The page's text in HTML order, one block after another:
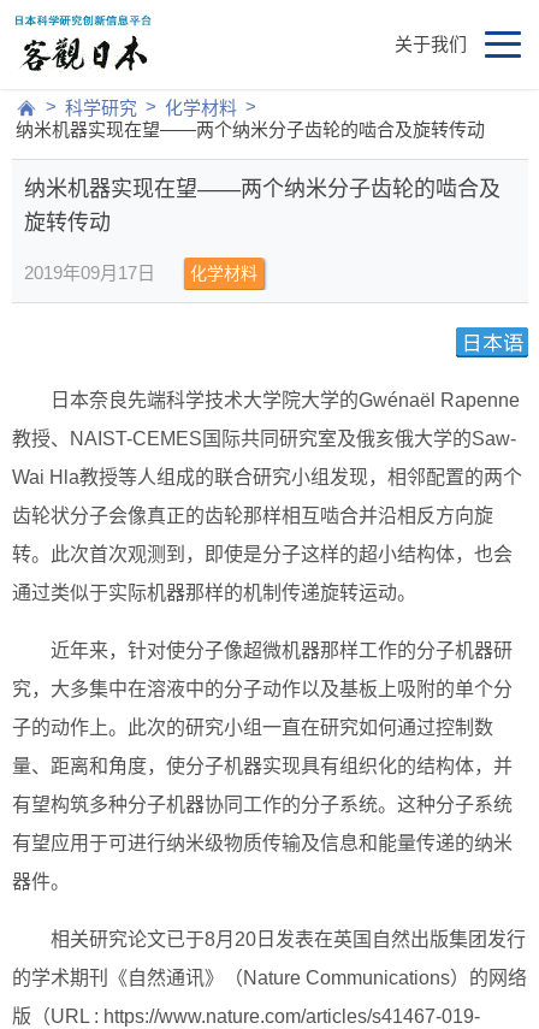
关于我们
> 科学研究 > 化学材料 >
纳米机器实现在望——两个纳米分子齿轮的啮合及旋转传动
纳米机器实现在望——两个纳米分子齿轮的啮合及
旋转传动
2019年09月17日 化学材料
日本奈良先端科学技术大学院大学的Gwénaël Rapenne
教授、NAIST-CEMES国际共同研究室及俄亥俄大学的Saw-
Wai Hla教授等人组成的联合研究小组发现，相邻配置的两个
齿轮状分子会像真正的齿轮那样相互啮合并沿相反方向旋
转。此次首次观测到，即使是分子这样的超小结构体，也会
通过类似于实际机器那样的机制传递旋转运动。
近年来，针对使分子像超微机器那样工作的分子机器研
究，大多集中在溶液中的分子动作以及基板上吸附的单个分
子的动作上。此次的研究小组一直在研究如何通过控制数
量、距离和角度，使分子机器实现具有组织化的结构体，并
有望构筑多种分子机器协同工作的分子系统。这种分子系统
有望应用于可进行纳米级物质传输及信息和能量传递的纳米
器件。
相关研究论文已于8月20日发表在英国自然出版集团发行
的学术期刊《自然通讯》（Nature Communications）的网络
版（URL : https://www.nature.com/articles/s41467-019-